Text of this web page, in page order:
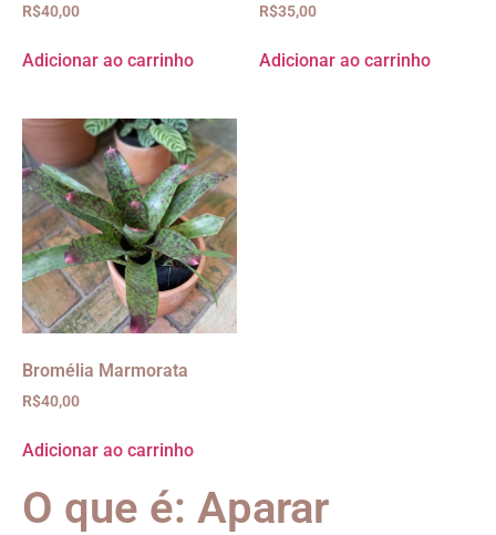
R$40,00
Adicionar ao carrinho
R$35,00
Adicionar ao carrinho
Bromélia Marmorata
R$40,00
Adicionar ao carrinho
O que é: Aparar